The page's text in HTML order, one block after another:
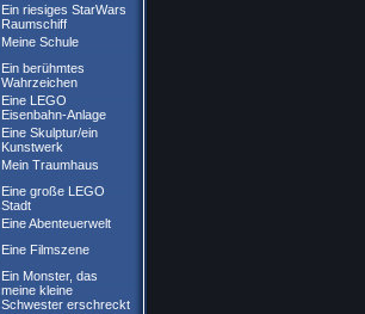
Ein riesiges StarWars
Raumschiff
Meine Schule
Ein berühmtes
Wahrzeichen
Eine LEGO
Eisenbahn-Anlage
Eine Skulptur/ein
Kunstwerk
Mein Traumhaus
Eine große LEGO
Stadt
Eine Abenteuerwelt
Eine Filmszene
Ein Monster, das
meine kleine
Schwester erschreckt